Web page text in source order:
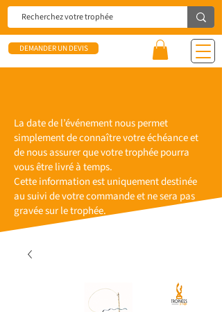
DEMANDER UN DEVIS
La date de l’événement nous permet
simplement de connaître votre échéance et
de nous assurer que votre trophée pourra
vous être livré à temps.
Cette information est uniquement destinée
au suivi de votre commande et ne sera pas
gravée sur le trophée.